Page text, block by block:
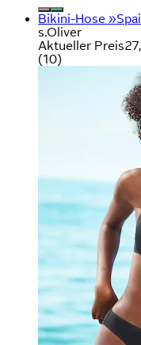
Bikini-Hose
s.Oliver
Aktueller Preis
(10)